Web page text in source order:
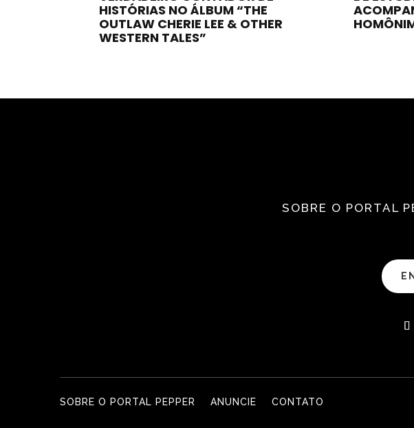
HISTÓRIAS NO ÁLBUM “THE
OUTLAW CHERIE LEE & OTHER
WESTERN TALES”
SOBRE O PORTAL
SOBRE O PORTAL PEPPER ANUNCIE CONTATO